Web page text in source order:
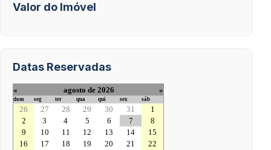
Valor do Imóvel
Datas Reservadas
« agosto de 2026 »
dom seg ter qua qui sex sáb
26 27 28 29 30 31
1
2
3 4 5 6 7
8
9
10 11 12 13 14
15
16
17 18 19 20 21
22